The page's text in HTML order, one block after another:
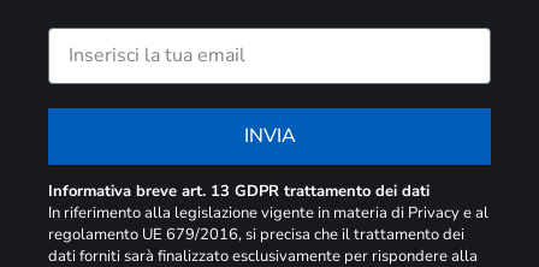
INVIA
Informativa breve art. 13 GDPR trattamento dei dati
In riferimento alla legislazione vigente in materia di Privacy e al
regolamento UE 679/2016, si precisa che il trattamento dei
dati forniti sarà finalizzato esclusivamente per rispondere alla